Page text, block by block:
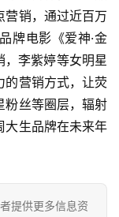
营销，通过近百万
牌电影《爱神·金
李紫婷等女明星
的营销方式，让荧
粉丝等圈层，辐射
大生品牌在未来年
提供更多信息资